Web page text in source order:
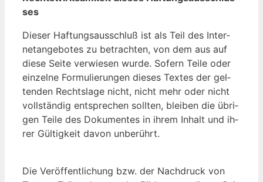
ses
Die­ser Haf­tungs­aus­schluß ist als Teil des In­ter­
net­an­ge­bo­tes zu be­trach­ten, von dem aus auf
die­se Sei­te ver­wie­sen wur­de. So­fern Tei­le oder
ein­zel­ne For­mu­lie­run­gen die­ses Tex­tes der gel­
ten­den Rechts­la­ge nicht, nicht mehr oder nicht
voll­stän­dig ent­spre­chen soll­ten, blei­ben die üb­ri­
gen Tei­le des Do­ku­men­tes in ih­rem In­halt und ih­
rer Gül­tig­keit da­von un­be­rührt.
Die Ver­öf­fent­li­chung bzw. der Nach­druck von